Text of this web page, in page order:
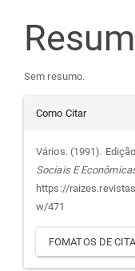
do
artigo
Sem resumo.
do
artigo
Como Citar
Vários. (1991).
Sociais E
https://
w/471
FOMATOS DE